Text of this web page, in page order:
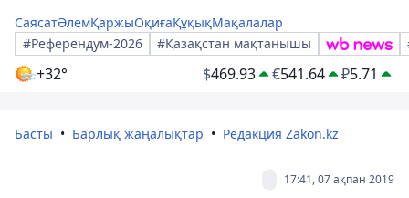
СаясатӘлемҚаржыОқиғаҚұқықМақалалар
#Референдум-2026
#Қазақстан мақтанышы
+32° $469.93 €541.64 ₽5.71
Басты Барлық жаңалықтар Редакция Zakon.kz
17:41, 07 ақпан 2019